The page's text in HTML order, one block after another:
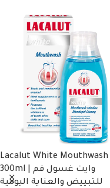
Lacalut White Mouthwash
300ml | وايت غسول فم
للتبييض والعناية اليومية